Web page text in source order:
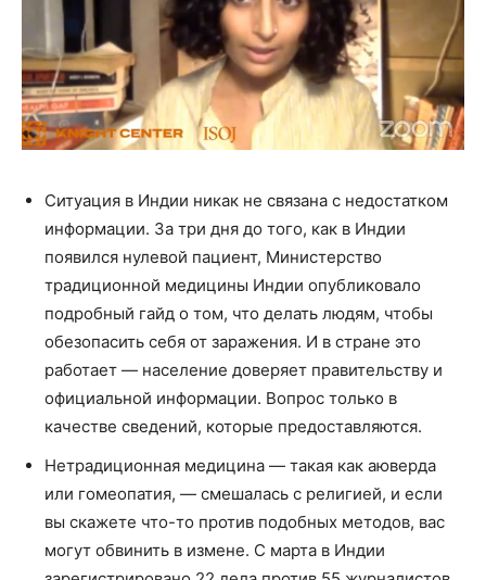
Ситуация в Индии никак не связана с недостатком
информации. За три дня до того, как в Индии
появился нулевой пациент, Министерство
традиционной медицины Индии опубликовало
подробный гайд о том, что делать людям, чтобы
обезопасить себя от заражения. И в стране это
работает — население доверяет правительству и
официальной информации. Вопрос только в
качестве сведений, которые предоставляются.
Нетрадиционная медицина — такая как аюверда
или гомеопатия, — смешалась с религией, и если
вы скажете что-то против подобных методов, вас
могут обвинить в измене. С марта в Индии